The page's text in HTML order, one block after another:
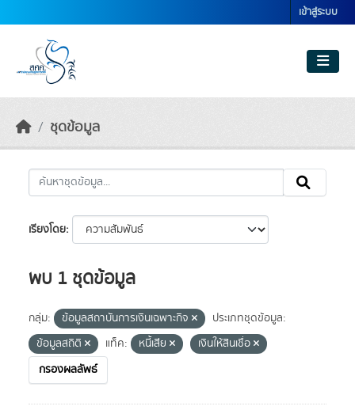
เข้าสู่ระบบ
ชุดข้อมูล
เรียงโดย
พบ 1 ชุดข้อมูล
กลุ่ม: ข้อมูลสถาบันการเงินเฉพาะกิจ
ประเภทชุดข้อมูล:
ข้อมูลสถิติ
แท็ค: หนี้เสีย
เงินให้สินเชื่อ
กรองผลลัพธ์